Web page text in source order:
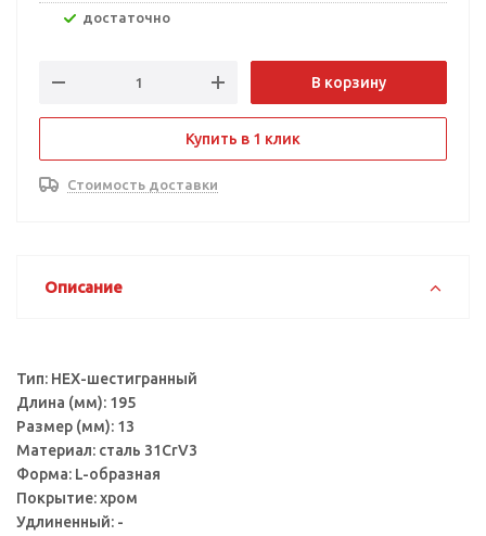
Достаточно
В корзину
Купить в 1 клик
Стоимость доставки
Описание
Тип: HEX-шестигранный
Длина (мм): 195
Размер (мм): 13
Материал: сталь 31CrV3
Форма: L-образная
Покрытие: хром
Удлиненный: -